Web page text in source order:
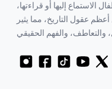
الاستماع إليها أو قراءتها،
عقول التاريخ، مما يثير